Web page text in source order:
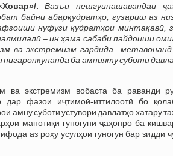
. Вазъи пешгӯинашавандаи ҷа
ат байни абарқудратҳо, гузариш аз н
нуфузиқудратҳои минтақавӣ,
ӣ – ин ҳама сабаби пайдоиши
ва экстремизм гардида
нигаронкунанда ба амнияту суботи
экстремизм вобаста ба раванди
дар фазои иҷтимоӣ-иттилоотӣ бо
амну суботи устувори давлатҳо хатару
манотиқи гуногуни ҷаҳонро ба
аз роҳу усулҳои гуногун бар зидди